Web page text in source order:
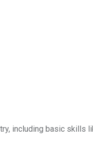
including basic skills